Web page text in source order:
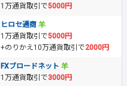
1万通貨取引で5000円
ヒロセ通商
1万通貨取引で5000円
+のりかえ10万通貨取引で2000円
FXブロードネット
1万通貨取引で3000円